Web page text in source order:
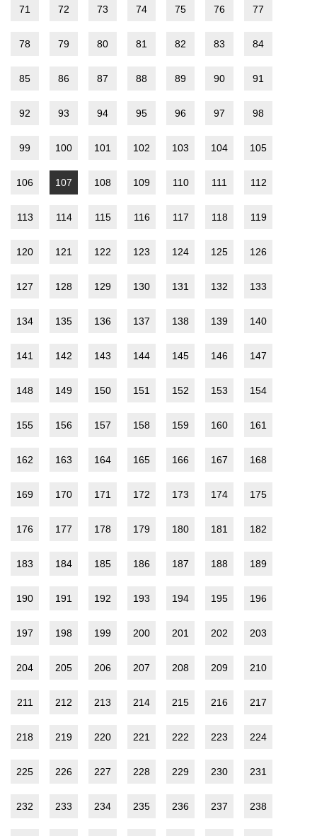
71 72 73 74 75 76 77
78 79 80 81 82 83 84
85 86 87 88 89 90 91
92 93 94 95 96 97 98
99 100 101 102 103 104 105
106 107 108 109 110 111 112
113 114 115 116 117 118 119
120 121 122 123 124 125 126
127 128 129 130 131 132 133
134 135 136 137 138 139 140
141 142 143 144 145 146 147
148 149 150 151 152 153 154
155 156 157 158 159 160 161
162 163 164 165 166 167 168
169 170 171 172 173 174 175
176 177 178 179 180 181 182
183 184 185 186 187 188 189
190 191 192 193 194 195 196
197 198 199 200 201 202 203
204 205 206 207 208 209 210
211 212 213 214 215 216 217
218 219 220 221 222 223 224
225 226 227 228 229 230 231
232 233 234 235 236 237 238